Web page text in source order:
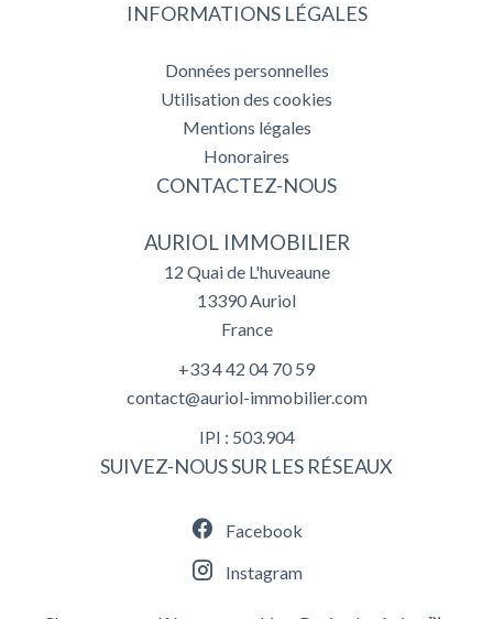
INFORMATIONS LÉGALES
Données personnelles
Utilisation des cookies
Mentions légales
Honoraires
CONTACTEZ-NOUS
AURIOL IMMOBILIER
12 Quai de L'huveaune
13390Auriol
France
+33 4 42 04 70 59
contact@auriol-immobilier.com
IPI : 503.904
SUIVEZ-NOUS SUR LES RÉSEAUX
Facebook
Instagram